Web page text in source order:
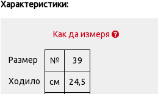
Характеристики:
Как да измеря
Размер № 39
Ходило см 24,5